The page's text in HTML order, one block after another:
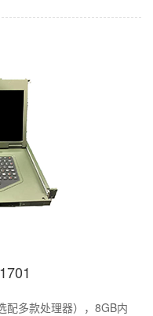
多款处理器），8GB内